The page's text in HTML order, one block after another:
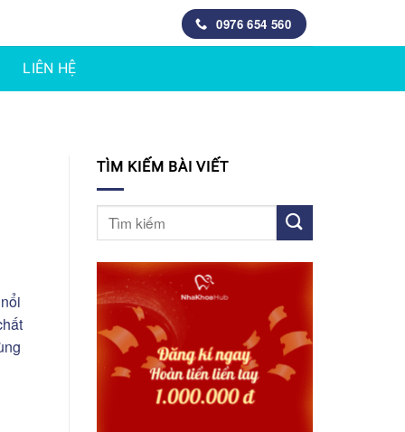
0976 654 560
LIÊN HỆ
TÌM KIẾM BÀI VIẾT